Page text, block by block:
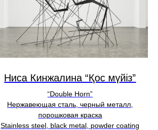
Ниса Кинжалина “Қос мүйіз”
“Double Horn”
Нержавеющая сталь, черный металл,
порошковая краска
Stainless steel, black metal, powder coating